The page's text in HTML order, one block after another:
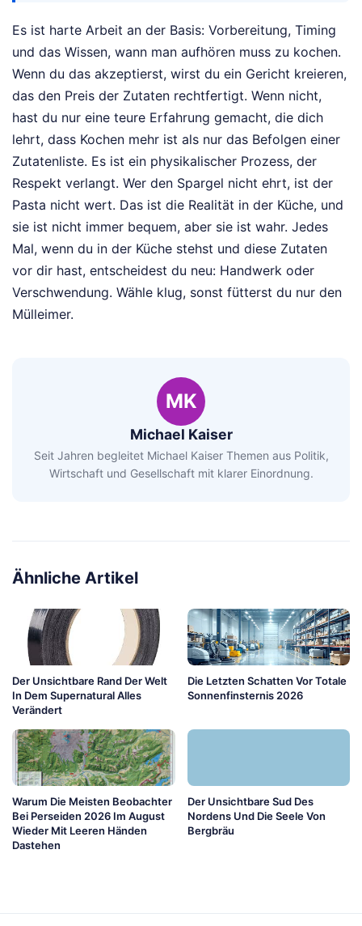
Es ist harte Arbeit an der Basis: Vorbereitung, Timing
und das Wissen, wann man aufhören muss zu kochen.
Wenn du das akzeptierst, wirst du ein Gericht kreieren,
das den Preis der Zutaten rechtfertigt. Wenn nicht,
hast du nur eine teure Erfahrung gemacht, die dich
lehrt, dass Kochen mehr ist als nur das Befolgen einer
Zutatenliste. Es ist ein physikalischer Prozess, der
Respekt verlangt. Wer den Spargel nicht ehrt, ist der
Pasta nicht wert. Das ist die Realität in der Küche, und
sie ist nicht immer bequem, aber sie ist wahr. Jedes
Mal, wenn du in der Küche stehst und diese Zutaten
vor dir hast, entscheidest du neu: Handwerk oder
Verschwendung. Wähle klug, sonst fütterst du nur den
Mülleimer.
MK
Michael Kaiser
Seit Jahren begleitet Michael Kaiser Themen aus Politik,
Wirtschaft und Gesellschaft mit klarer Einordnung.
Ähnliche Artikel
Der Unsichtbare Rand Der Welt
In Dem Supernatural Alles
Verändert
Die Letzten Schatten Vor Totale
Sonnenfinsternis 2026
Warum Die Meisten Beobachter
Bei Perseiden 2026 Im August
Wieder Mit Leeren Händen
Dastehen
Der Unsichtbare Sud Des
Nordens Und Die Seele Von
Bergbräu